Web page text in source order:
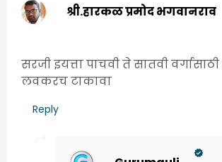
श्री.हारकळ प्रमोद भगवानराव
सरजी इयत्ता पाचवी ते सातवी
लवकरच टाकावा
Reply